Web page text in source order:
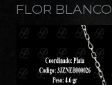
FLOR BLANCO